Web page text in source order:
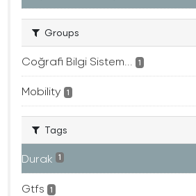
Groups
Coğrafi Bilgi Sistem... 1
Mobility 1
Tags
Durak 1
Gtfs 1